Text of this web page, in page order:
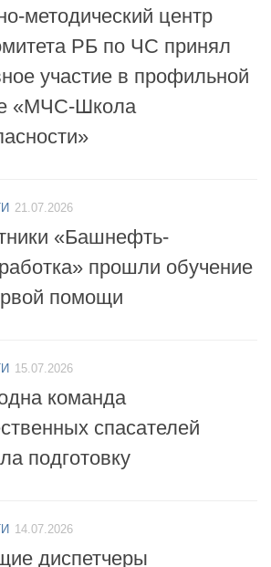
методический центр
РБ по ЧС принял
участие в профильной
«МЧС-Школа
21.07.2026
«Башнефть-
прошли обучение
помощи
15.07.2026
команда
спасателей
подготовку
14.07.2026
диспетчеры